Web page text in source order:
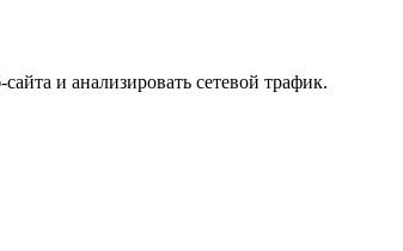
и анализировать сетевой трафик.